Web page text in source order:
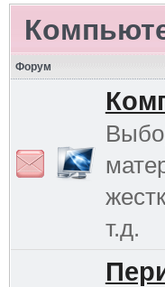
Форум
т.д.